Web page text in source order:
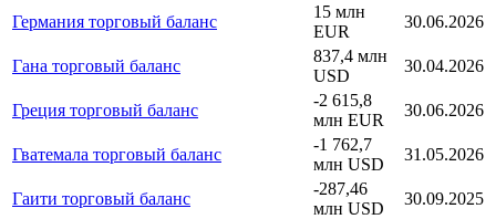
Германия торговый баланс
15 млн
EUR
30.06.2026
Гана торговый баланс
837,4 млн
USD
30.04.2026
Греция торговый баланс
-2 615,8
млн EUR
30.06.2026
Гватемала торговый баланс
-1 762,7
млн USD
31.05.2026
Гаити торговый баланс
-287,46
млн USD
30.09.2025